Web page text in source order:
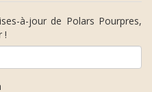
à-jour de Polars Pourpres,
!